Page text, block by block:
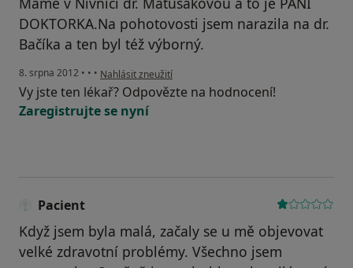
DOKTORKA.Na pohotovosti jsem narazila na dr.
Bačíka a ten byl též výborný.
8. srpna 2012 • • • podle názoru uživatele Váš účet byl odstraněn
Nahlásit zneužití
Vy jste ten lékař? Odpovězte na hodnocení!
Zaregistrujte se nyní
Pacient
Když jsem byla malá, začaly se u mě objevovat
velké zdravotní problémy. Všechno jsem